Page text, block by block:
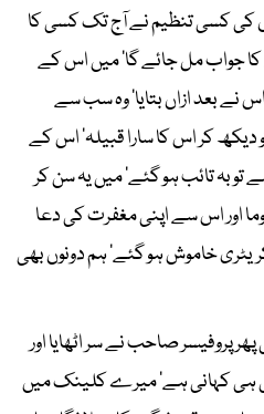
کی کسی تنظیم نے آج تک کسی کا
کا جواب مل جائے گا‘ میں اس کے
نے بعد ازاں بتایا‘ وہ سب سے
دیکھ کر اس کا سارا قبیلہ‘ اس کے
توبہ تائب ہو گئے‘ میں یہ سن کر
اور اس سے اپنی مغفرت کی دعا
خاموش ہو گئے‘ ہم دونوں بھی
پروفیسر صاحب نے سر اٹھایا اور
ہی کہانی ہے‘ میرے کلینک میں